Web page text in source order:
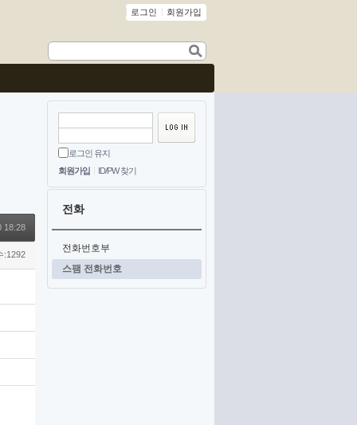
로그인 회원가입
로그인 유지
회원가입
ID/PW 찾기
전화
전화번호부
스팸 전화번호
18:28
:1292